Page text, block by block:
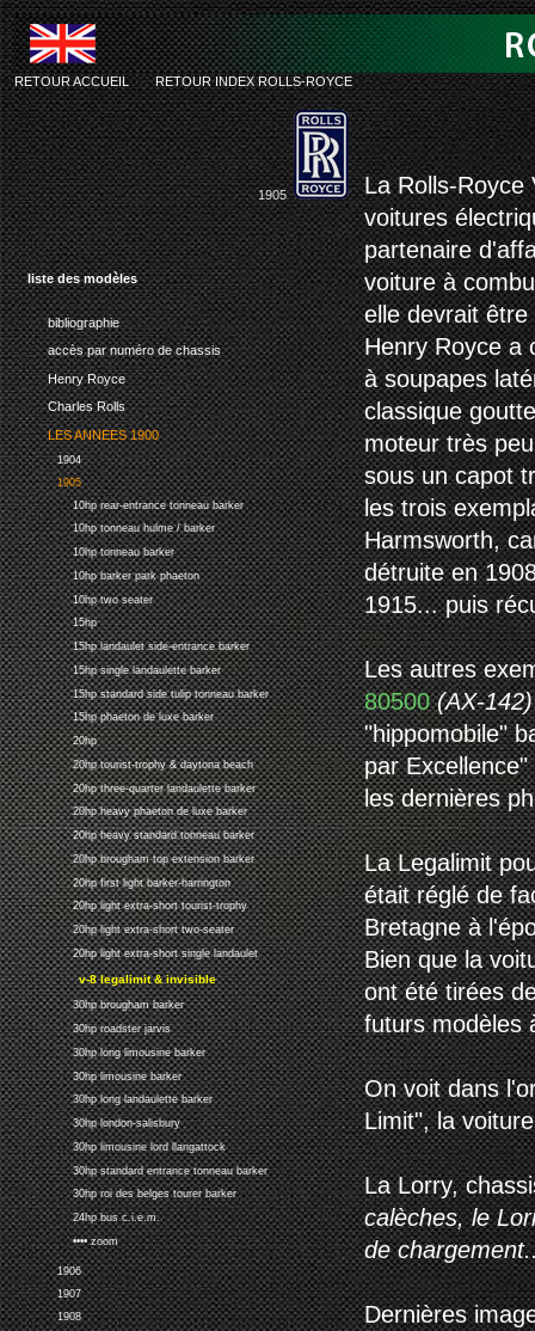
liste des modèles
bibliographie
accès par numéro de chassis
Henry Royce
Charles Rolls
LES ANNEES 1900
1904
1905
10hp rear-entrance tonneau barker
10hp tonneau hulme / barker
10hp tonneau barker
10hp barker park phaeton
10hp two seater
15hp
15hp landaulet side-entrance barker
15hp single landaulette barker
15hp standard side tulip tonneau barker
15hp phaeton de luxe barker
20hp
20hp tourist-trophy & daytona beach
20hp three-quarter landaulette barker
20hp heavy phaeton de luxe barker
20hp heavy standard tonneau barker
20hp brougham top extension barker
20hp first light barker-harrington
20hp light extra-short tourist-trophy
20hp light extra-short two-seater
20hp light extra-short single landaulet
v-8 legalimit & invisible
30hp brougham barker
30hp roadster jarvis
30hp long limousine barker
30hp limousine barker
30hp long landaulette barker
30hp london-salisbury
30hp limousine lord llangattock
30hp standard entrance tonneau barker
30hp roi des belges tourer barker
24hp bus c.i.e.m.
•••• zoom
1906
1907
1908
rolls-royce v8
RETOUR ACCUEIL-RETOUR INDEX ROLLS-ROYCE
1905
La Rolls-Royce
voitures
partenaire
voiture à
elle devrait
Henry Royce a
à soupapes
classique
moteur très
sous un capot
les trois
Harmsworth,
détruite en
1915... puis
Les autres
80500(AX-142)
"hippomobile"
par
les dernières
La Legalimit
était réglé de
Bretagne à
Bien que la
ont été tirées
futurs modèles
On voit dans
Limit", la
La Lorry,
calèches, le
de
Dernières